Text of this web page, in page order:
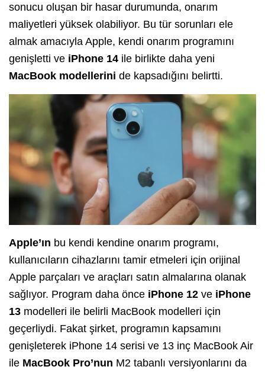
sonucu oluşan bir hasar durumunda, onarım
maliyetleri yüksek olabiliyor. Bu tür sorunları ele
almak amacıyla Apple, kendi onarım programını
genişletti ve iPhone 14 ile birlikte daha yeni
MacBook modellerini de kapsadığını belirtti.
Apple’ın bu kendi kendine onarım programı,
kullanıcıların cihazlarını tamir etmeleri için orijinal
Apple parçaları ve araçları satın almalarına olanak
sağlıyor. Program daha önce iPhone 12 ve iPhone
13 modelleri ile belirli MacBook modelleri için
geçerliydi. Fakat şirket, programın kapsamını
genişleterek iPhone 14 serisi ve 13 inç MacBook Air
ile MacBook Pro’nun M2 tabanlı versiyonlarını da